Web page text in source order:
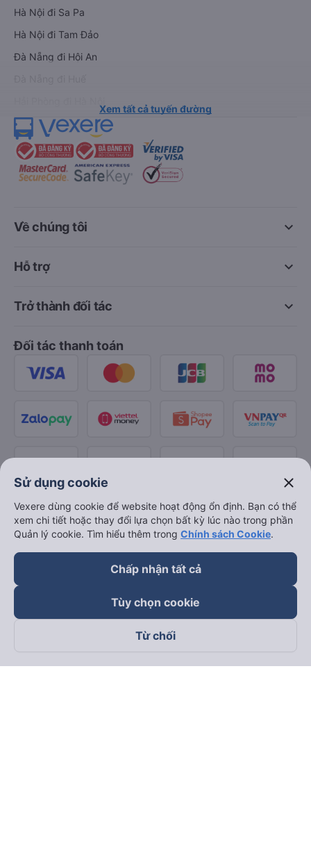
Hà Nội đi Sa Pa
Hà Nội đi Tam Đảo
Đà Nẵng đi Hội An
Xem tất cả tuyến đường
keyboard_arrow_down
Về chúng tôi
keyboard_arrow_down
Hỗ trợ
keyboard_arrow_down
Trở thành đối tác
Đối tác thanh toán
Theo dõi chúng tôi trên
Sử dụng cookie close
Vexere dùng cookie để website hoạt động ổn định. Bạn có thể
xem chi tiết hoặc thay đổi lựa chọn bất kỳ lúc nào trong phần
Quản lý cookie. Tìm hiểu thêm trong Chính sách Cookie.
Chấp nhận tất cả
Tùy chọn cookie
Từ chối